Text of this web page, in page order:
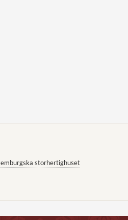
storhertighuset